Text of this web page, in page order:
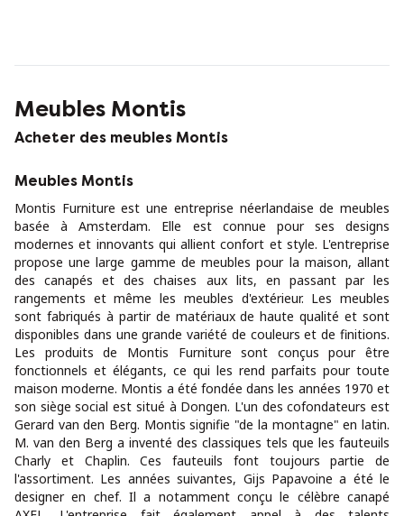
Meubles Montis
Acheter des meubles Montis
Meubles Montis
Montis Furniture est une entreprise néerlandaise de meubles
basée à Amsterdam. Elle est connue pour ses designs
modernes et innovants qui allient confort et style. L'entreprise
propose une large gamme de meubles pour la maison, allant
des canapés et des chaises aux lits, en passant par les
rangements et même les meubles d'extérieur. Les meubles
sont fabriqués à partir de matériaux de haute qualité et sont
disponibles dans une grande variété de couleurs et de finitions.
Les produits de Montis Furniture sont conçus pour être
fonctionnels et élégants, ce qui les rend parfaits pour toute
maison moderne. Montis a été fondée dans les années 1970 et
son siège social est situé à Dongen. L'un des cofondateurs est
Gerard van den Berg. Montis signifie "de la montagne" en latin.
M. van den Berg a inventé des classiques tels que les fauteuils
Charly et Chaplin. Ces fauteuils font toujours partie de
l'assortiment. Les années suivantes, Gijs Papavoine a été le
designer en chef. Il a notamment conçu le célèbre canapé